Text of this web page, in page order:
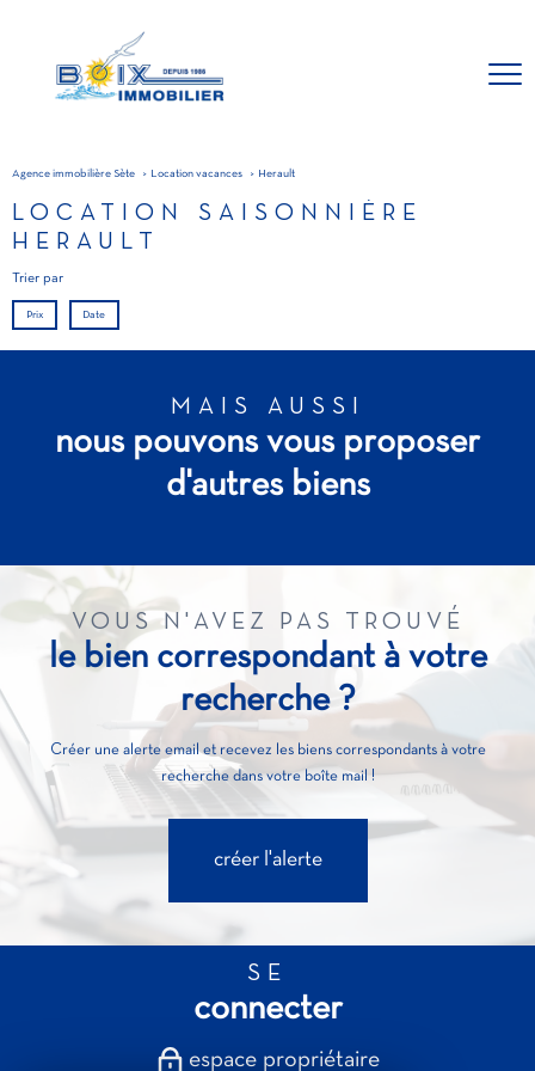
Agence immobilière Sète Location vacances Herault
LOCATION SAISONNIÈRE
HERAULT
Trier par
Prix Date
MAIS AUSSI
nous pouvons vous proposer
d'autres biens
VOUS N'AVEZ PAS TROUVÉ
le bien correspondant à votre
recherche ?
Créer une alerte email et recevez les biens correspondants à votre
recherche dans votre boîte mail !
créer l'alerte
SE
connecter
espace propriétaire